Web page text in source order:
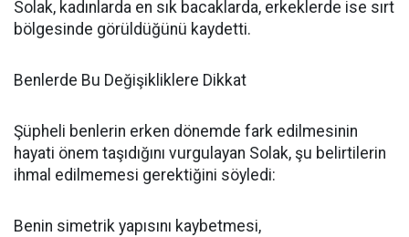
Solak, kadınlarda en sık bacaklarda, erkeklerde ise sırt
bölgesinde görüldüğünü kaydetti.
Benlerde Bu Değişikliklere Dikkat
Şüpheli benlerin erken dönemde fark edilmesinin
hayati önem taşıdığını vurgulayan Solak, şu belirtilerin
ihmal edilmemesi gerektiğini söyledi:
Benin simetrik yapısını kaybetmesi,